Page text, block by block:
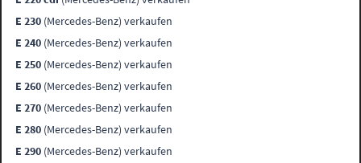
E 230 (Mercedes-Benz) verkaufen
E 240 (Mercedes-Benz) verkaufen
E 250 (Mercedes-Benz) verkaufen
E 260 (Mercedes-Benz) verkaufen
E 270 (Mercedes-Benz) verkaufen
E 280 (Mercedes-Benz) verkaufen
E 290 (Mercedes-Benz) verkaufen